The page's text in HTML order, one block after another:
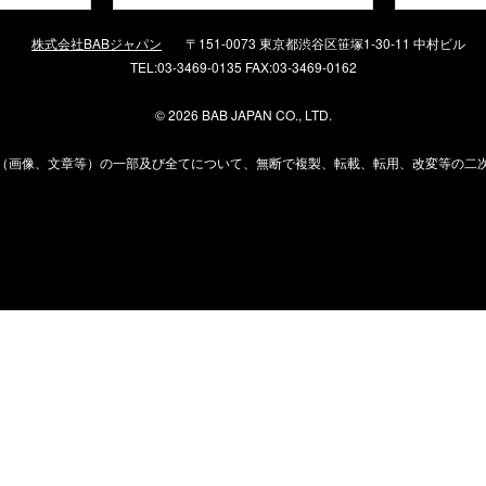
株式会社BABジャパン
〒151-0073 東京都渋谷区笹塚1-30-11 中村ビル
TEL:03-3469-0135 FAX:03-3469-0162
©2026 BAB JAPAN CO., LTD.
画像、文章等）の一部及び全てについて、無断で複製、転載、転用、改変等の二